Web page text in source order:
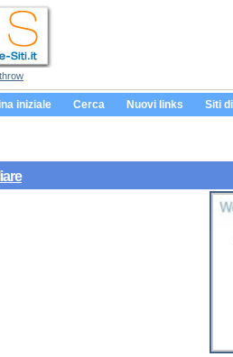
iniziale Cerca Nuovi links Siti